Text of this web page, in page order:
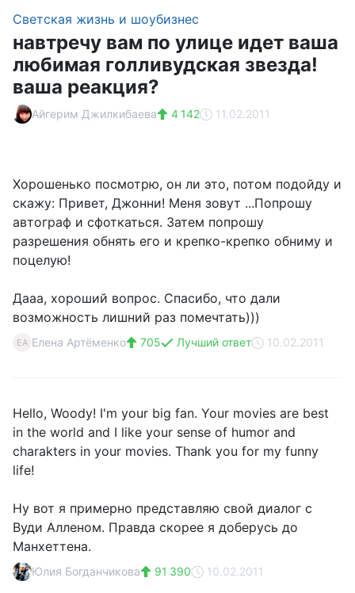
Светская жизнь и шоубизнес
навтречу вам по улице идет ваша
любимая голливудская звезда!
ваша реакция?
Айгерим Джилкибаева 4 142 11.02.2011
Хорошенько посмотрю, он ли это, потом подойду и
скажу: Привет, Джонни! Меня зовут ...Попрошу
автограф и сфоткаться. Затем попрошу
разрешения обнять его и крепко-крепко обниму и
поцелую!
Дааа, хороший вопрос. Спасибо, что дали
возможность лишний раз помечтать)))
ЕА Елена Артёменко 705 Лучший ответ 10.02.2011
Hello, Woody! I'm your big fan. Your movies are best
in the world and I like your sense of humor and
charakters in your movies. Thank you for my funny
life!
Ну вот я примерно представляю свой диалог с
Вуди Алленом. Правда скорее я доберусь до
Манхеттена.
Юлия Богданчикова 91 390 10.02.2011